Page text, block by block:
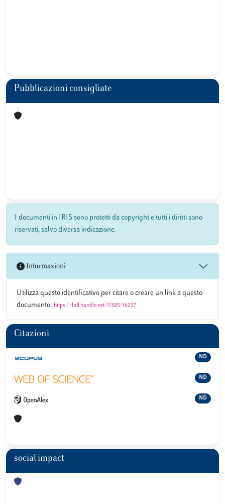
Pubblicazioni consigliate
I documenti in IRIS sono protetti da copyright e tutti i diritti sono
riservati, salvo diversa indicazione.
Informazioni
Utilizza questo identificativo per citare o creare un link a questo
documento: https://hdl.handle.net/11385/16237
Citazioni
ND
ND
ND
social impact